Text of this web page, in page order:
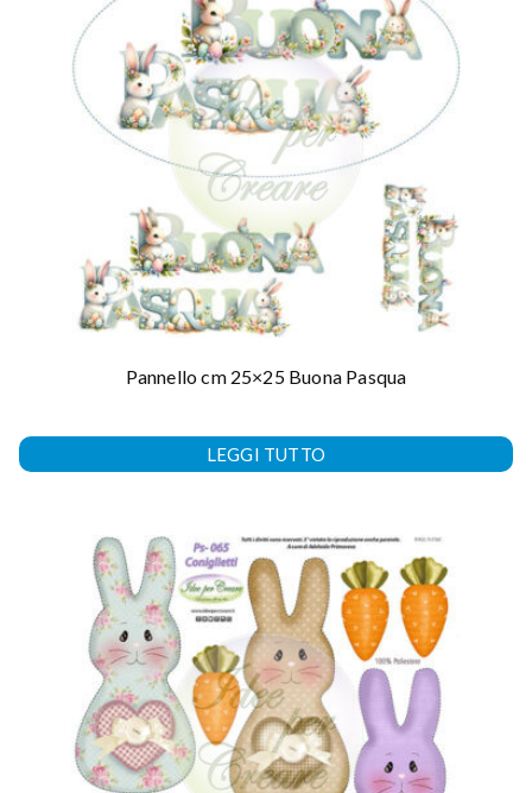
Pannello cm 25×25 Buona Pasqua
LEGGI TUTTO